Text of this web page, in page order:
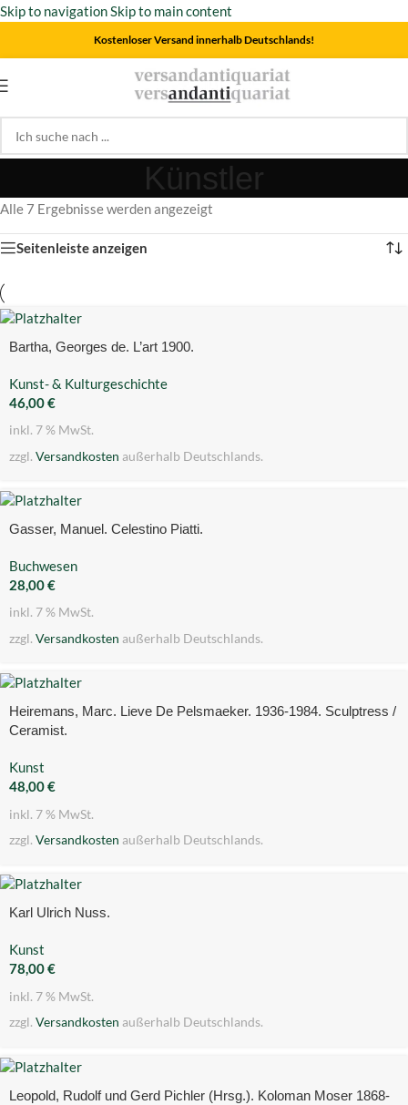
Skip to navigationSkip to main content
Kostenloser Versand innerhalb Deutschlands!
Künstler
Alle 7 Ergebnisse werden angezeigt
Seitenleiste anzeigen
Bartha, Georges de. L’art 1900.
Kunst- & Kulturgeschichte
46,00€
inkl. 7 % MwSt.
zzgl. Versandkosten außerhalb Deutschlands.
Gasser, Manuel. Celestino Piatti.
Buchwesen
28,00€
inkl. 7 % MwSt.
zzgl. Versandkosten außerhalb Deutschlands.
Heiremans, Marc. Lieve De Pelsmaeker. 1936-1984. Sculptress /
Ceramist.
Kunst
48,00€
inkl. 7 % MwSt.
zzgl. Versandkosten außerhalb Deutschlands.
Karl Ulrich Nuss.
Kunst
78,00€
inkl. 7 % MwSt.
zzgl. Versandkosten außerhalb Deutschlands.
Leopold, Rudolf und Gerd Pichler (Hrsg.). Koloman Moser 1868-